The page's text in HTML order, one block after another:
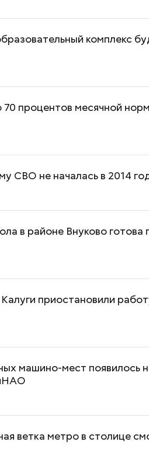
комплекс
процентов месячной
СВО не началась в 2014
в районе Внуково готова
приостановили
машино-мест появилось
ветка метро в столице